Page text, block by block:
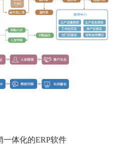
一体化的ERP软件